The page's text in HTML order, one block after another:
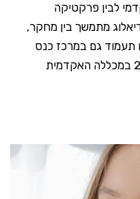
לבין פרקטיקה
מתמשך בין מחקר,
תעמוד גם במרכז כנס
השקת המכון, שיתקיים ב-27.1.26 במכללה האקדמית